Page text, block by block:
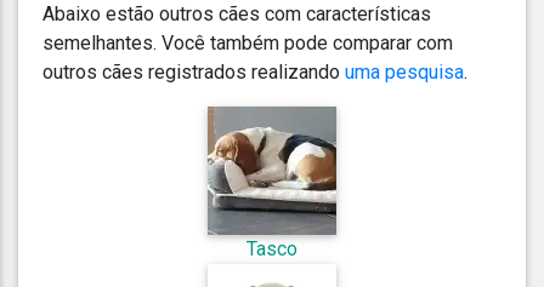
Abaixo estão outros cães com características
semelhantes. Você também pode comparar com
outros cães registrados realizando uma pesquisa.
Tasco